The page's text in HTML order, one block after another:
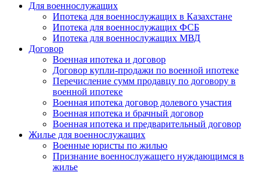
Для военнослужащих
Ипотека для военнослужащих в Казахстане
Ипотека для военнослужащих ФСБ
Ипотека для военнослужащих МВД
Договор
Военная ипотека и договор
Договор купли-продажи по военной ипотеке
Перечисление сумм продавцу по договору в
военной ипотеке
Военная ипотека договор долевого участия
Военная ипотека и брачный договор
Военная ипотека и предварительный договор
Жилье для военнослужащих
Военные юристы по жилью
Признание военнослужащего нуждающимся в
жилье